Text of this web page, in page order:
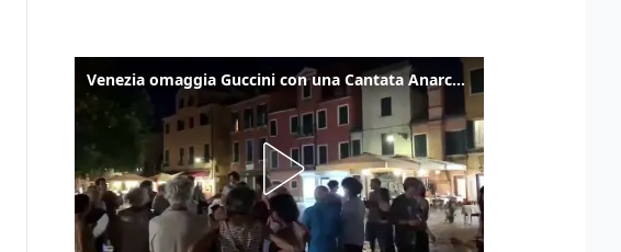
Venezia omaggia Guccini con una Cantata Anarchica in campo Santa Margherita